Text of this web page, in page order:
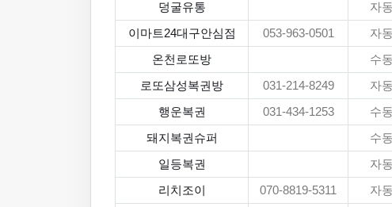
덩굴유통 자동
이마트24대구안심점 053-963-0501 자동
온천로또방 수동
로또삼성복권방 031-214-8249 자동
행운복권 031-434-1253 수동
돼지복권슈퍼 수동
일등복권 자동
리치조이 070-8819-5311 자동